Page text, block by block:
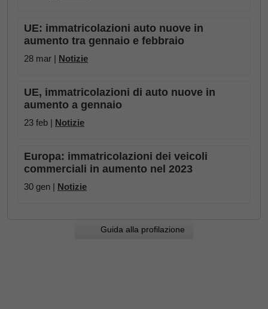
UE: immatricolazioni auto nuove in
aumento tra gennaio e febbraio
28 mar | Notizie
UE, immatricolazioni di auto nuove in
aumento a gennaio
23 feb | Notizie
Europa: immatricolazioni dei veicoli
commerciali in aumento nel 2023
30 gen | Notizie
Guida alla profilazione